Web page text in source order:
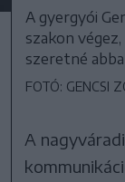
A gyergyói
szakon
szeretné
FOTÓ: GENCSI
A